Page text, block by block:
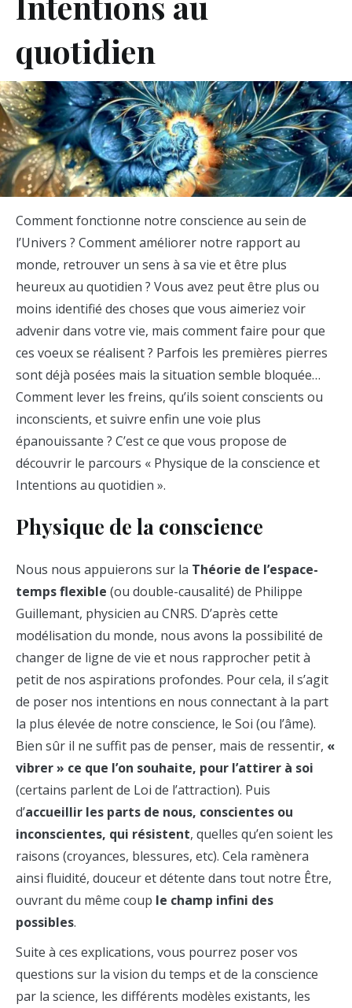
quotidien
Comment fonctionne notre conscience au sein de
l’Univers ? Comment améliorer notre rapport au
monde, retrouver un sens à sa vie et être plus
heureux au quotidien ? Vous avez peut être plus ou
moins identifié des choses que vous aimeriez voir
advenir dans votre vie, mais comment faire pour que
ces voeux se réalisent ? Parfois les premières pierres
sont déjà posées mais la situation semble bloquée…
Comment lever les freins, qu’ils soient conscients ou
inconscients, et suivre enfin une voie plus
épanouissante ? C’est ce que vous propose de
découvrir le parcours « Physique de la conscience et
Intentions au quotidien ».
Physique de la conscience
Nous nous appuierons sur la Théorie de l’espace-
temps flexible (ou double-causalité) de Philippe
Guillemant, physicien au CNRS. D’après cette
modélisation du monde, nous avons la possibilité de
changer de ligne de vie et nous rapprocher petit à
petit de nos aspirations profondes. Pour cela, il s’agit
de poser nos intentions en nous connectant à la part
la plus élevée de notre conscience, le Soi (ou l’âme).
Bien sûr il ne suffit pas de penser, mais de ressentir, «
vibrer » ce que l’on souhaite, pour l’attirer à soi
(certains parlent de Loi de l’attraction). Puis
d’accueillir les parts de nous, conscientes ou
inconscientes, qui résistent, quelles qu’en soient les
raisons (croyances, blessures, etc). Cela ramènera
ainsi fluidité, douceur et détente dans tout notre Être,
ouvrant du même coup le champ infini des
possibles.
Suite à ces explications, vous pourrez poser vos
questions sur la vision du temps et de la conscience
par la science, les différents modèles existants, les